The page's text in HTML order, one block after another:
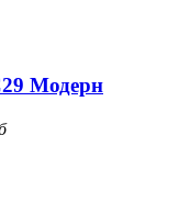
Модерн